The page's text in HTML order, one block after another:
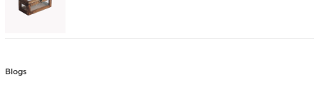
Blogs